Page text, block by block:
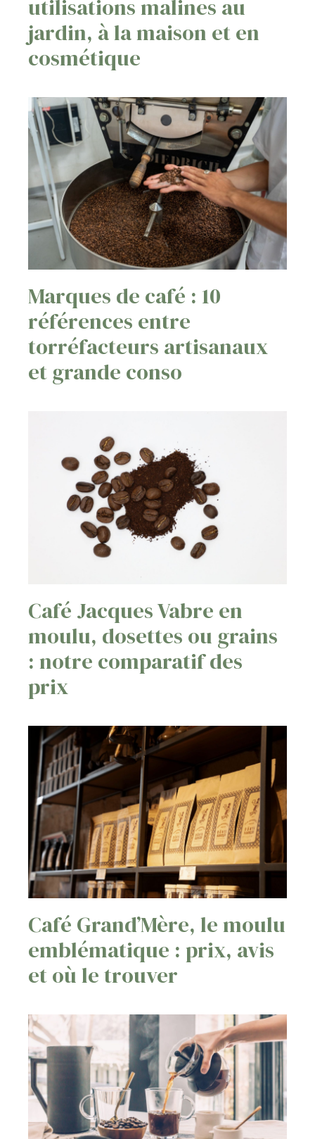
utilisations malines au
jardin, à la maison et en
cosmétique
Marques de café : 10
références entre
torréfacteurs artisanaux
et grande conso
Café Jacques Vabre en
moulu, dosettes ou grains
: notre comparatif des
prix
Café Grand’Mère, le moulu
emblématique : prix, avis
et où le trouver